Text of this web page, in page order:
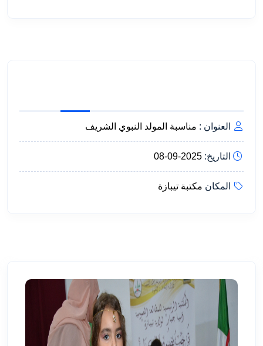
العنوان : مناسبة المولد النبوي الشريف
التاريخ: 2025-09-08
المكان مكتبة تيبازة